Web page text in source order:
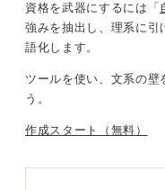
文系の人がこの資格
「学ぶ姿勢」を客観
ます。
的に語れるように準
資格を武器にするには「
強みを抽出 し、 理系に引
語化します。
ツールを使い、文系の壁
う。
作成スタート（無料）